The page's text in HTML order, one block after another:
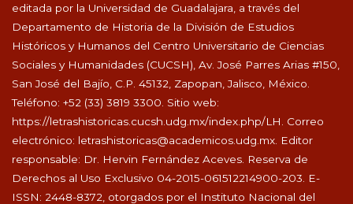
editada por la Universidad de Guadalajara, a través del
Departamento de Historia de la División de Estudios
Históricos y Humanos del Centro Universitario de Ciencias
Sociales y Humanidades (CUCSH), Av. José Parres Arias #150,
San José del Bajío, C.P. 45132, Zapopan, Jalisco, México.
Teléfono: +52 (33) 3819 3300. Sitio web:
https://letrashistoricas.cucsh.udg.mx/index.php/LH
. Correo
electrónico: letrashistoricas@academicos.udg.mx . Editor
responsable: Dr. Hervin Fernández Aceves. Reserva de
Derechos al Uso Exclusivo 04-2015-061512214900-203. E-
ISSN: 2448-8372, otorgados por el Instituto Nacional del